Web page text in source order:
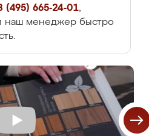
(495) 665-24-01,
наш менеджер быстро